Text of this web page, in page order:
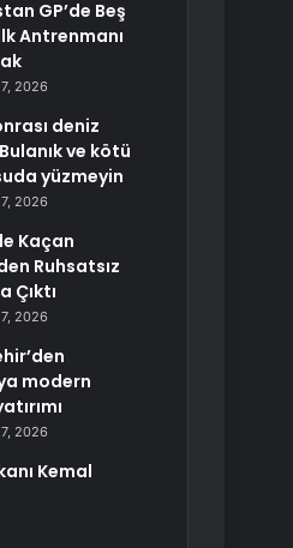
GP’de Beş
Antrenmanı
2026
deniz
ve kötü
yüzmeyin
2026
Kaçan
Ruhsatsız
Çıktı
2026
modern
2026
Kemal